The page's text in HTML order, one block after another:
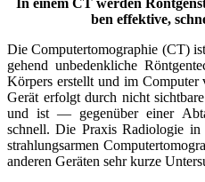
ben effek­ti­ve,
Die Computer­­to­­mo­­graphie (CT)
gehend un­­be­­denk­­liche
Kör­pers erstellt und im
Gerät er­­folgt durch nicht
und ist — gegen­­über einer
schnell. Die Pra­xis Radio­lo­gie in
strahlungs­­armen
ande­ren Gerä­ten sehr kur­ze